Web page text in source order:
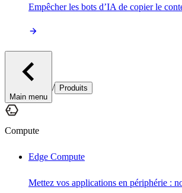
Empêcher les bots d’IA de copier le
Main menu
/ Produits
Compute
Edge Compute
Mettez vos applications en périphérie :